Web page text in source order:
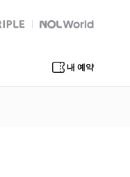
플 Global Interpark
내 예약